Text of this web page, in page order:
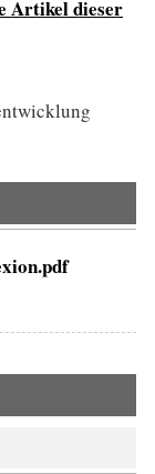
Artikel dieser